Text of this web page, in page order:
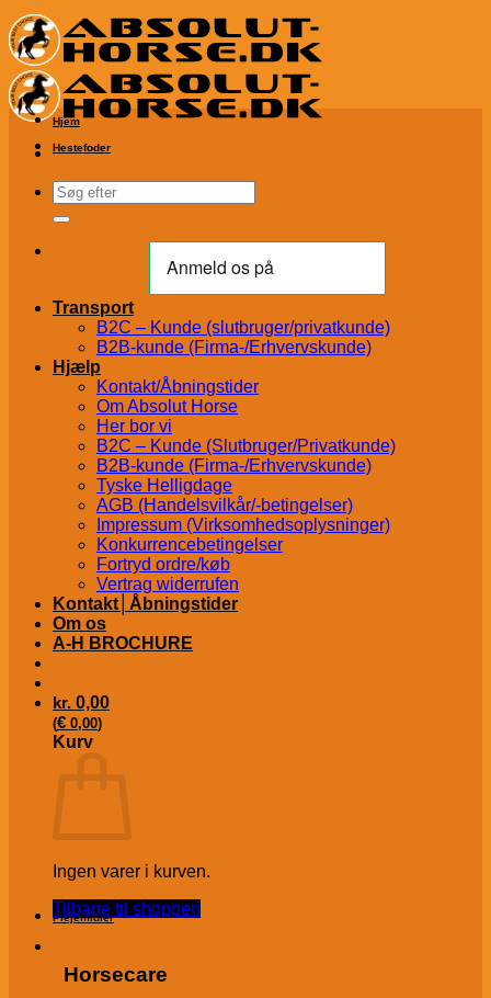
Søg
efter:
Transport
B2C – Kunde (slutbruger/privatkunde)
B2B-kunde (Firma-/Erhvervskunde)
Hjælp
Kontakt/Åbningstider
Om Absolut Horse
Her bor vi
B2C – Kunde (Slutbruger/Privatkunde)
B2B-kunde (Firma-/Erhvervskunde)
Tyske Helligdage
AGB (Handelsvilkår/-betingelser)
Impressum (Virksomhedsoplysninger)
Konkurrencebetingelser
Fortryd ordre/køb
Vertrag widerrufen
Kontakt│Åbningstider
Om os
A-H BROCHURE
kr. 0,00
(€ 0,00)
Kurv
Ingen varer i kurven.
Tilbage til shoppen
Hjem
Hestefoder
Plejemidler
Horsecare